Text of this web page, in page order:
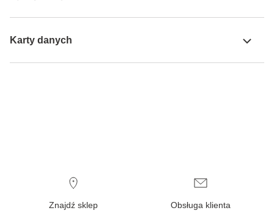
Karty danych
Znajdź sklep Obsługa klienta